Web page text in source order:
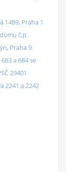
1489, Praha 1
č.p.
Praha 9
a 684 se
29401
2241 a 2242